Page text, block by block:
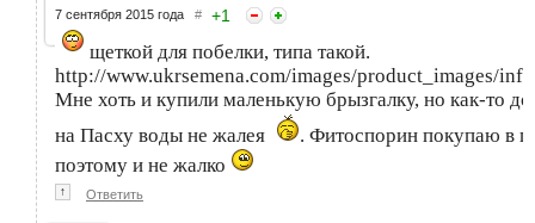
7 сентября 2015 года # +1
щеткой для побелки, типа такой.
http://www.ukrsemena.com/images/product_images/
Мне хоть и купили маленькую брызгалку, но как-то
на Пасху воды не жалея
. Фитоспорин покупаю в
поэтому и не жалко
↑ Ответить